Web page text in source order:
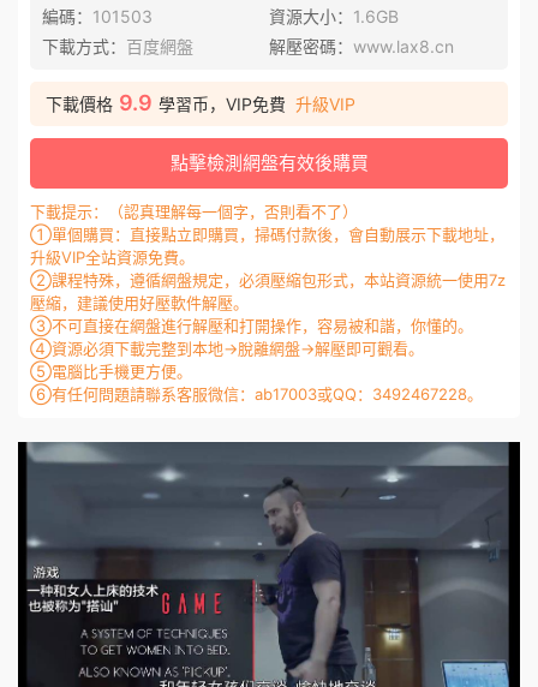
編碼： 101503 資源大小： 1.6GB
下載方式： 百度網盤 解壓密碼： www.lax8.cn
下載價格 9.9 學習币，VIP免費 升級VIP
點擊檢測網盤有效後購買
下載提示：（認真理解每一個字，否則看不了）
①單個購買：直接點立即購買，掃碼付款後，會自動展示下載地址，
升級VIP全站資源免費。
②課程特殊，遵循網盤規定，必須壓縮包形式，本站資源統一使用7z
壓縮，建議使用好壓軟件解壓。
③不可直接在網盤進行解壓和打開操作，容易被和諧，你懂的。
④資源必須下載完整到本地→脫離網盤→解壓即可觀看。
⑤電腦比手機更方便。
⑥有任何問題請聯系客服微信：ab17003或QQ：3492467228。